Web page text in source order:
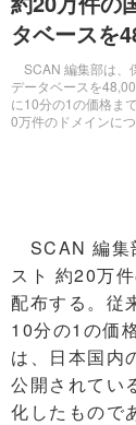
タベースを
SCAN 編集部は、
データベースを
に10分の1の価格ま
0万件のドメインに
SCAN 編集
スト 約20万
配布する。従
10分の1の価
は、日本国内
公開されてい
化したもので